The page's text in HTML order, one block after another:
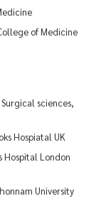
of Medicine
sciences,
Hospiatal UK
Hospital London
University